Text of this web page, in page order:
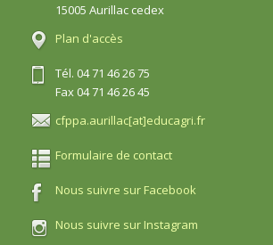
15005 Aurillac cedex
Plan d'accès
Tél. 04 71 46 26 75
Fax 04 71 46 26 45
cfppa.aurillac[at]educagri.fr
Formulaire de contact
Nous suivre sur Facebook
Nous suivre sur Instagram